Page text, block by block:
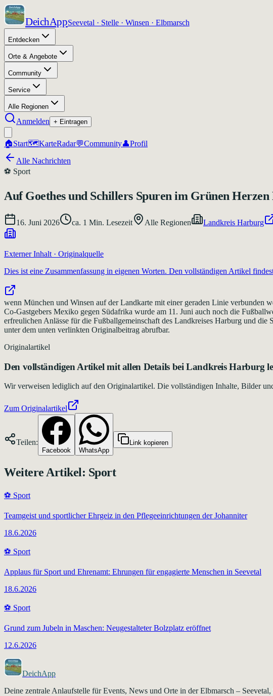
DeichAppSeevetal · Stelle · Winsen · Elbmarsch
Entdecken
Orte & Angebote
Community
Service
Alle Regionen
Anmelden + Eintragen
🏠Start🗺️KarteRadar💬Community👤Profil
Alle Nachrichten
⚽ Sport
Auf Goethes und Schillers Spuren im Grünen Herzen
16. Juni 2026 ca. 1 Min. Lesezeit Alle Regionen Landkreis Harburg
Externer Inhalt · Originalquelle
Dies ist eine Zusammenfassung in eigenen Worten. Den vollständigen Artikel
wenn München und Winsen auf der Landkarte mit einer geraden Linie verbunden
Co-Gastgebers Mexiko gegen Südafrika wurde am 11. Juni auch noch die
erfreulichen Anlässe für die Fußballgemeinschaft des Landkreises Harburg und
unter dem unten verlinkten Originalbeitrag abrufbar.
Originalartikel
Den vollständigen Artikel mit allen Details beiLandkreis Harburg
Wir verweisen lediglich auf den Originalartikel. Die vollständigen Inhalte, Bilder
Zum Originalartikel
Teilen:
Facebook WhatsApp
Link kopieren
Weitere Artikel: Sport
⚽ Sport
Teamgeist und sportlicher Ehrgeiz in den Pflegeeinrichtungen der Johanniter
18.6.2026
⚽ Sport
Applaus für Sport und Ehrenamt: Ehrungen für engagierte Menschen in Seevetal
18.6.2026
⚽ Sport
Grund zum Jubeln in Maschen: Neugestalteter Bolzplatz eröffnet
12.6.2026
DeichApp
Deine zentrale Anlaufstelle für Events, News und Orte in der Elbmarsch –